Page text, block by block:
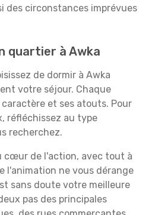
des circonstances imprévues
quartier à Awka
de dormir à Awka
votre séjour. Chaque
et ses atouts. Pour
réfléchissez au type
recherchez.
cœur de l'action, avec tout à
l'animation ne vous dérange
sans doute votre meilleure
pas des principales